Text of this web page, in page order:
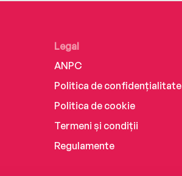
Legal
ANPC
Politica de confidențialitate
Politica de cookie
Termeni și condiții
Regulamente